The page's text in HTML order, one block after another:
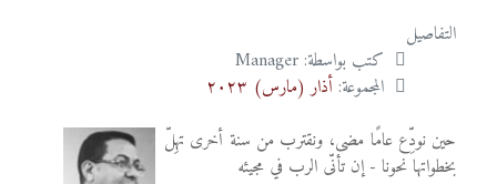
التفاصيل
كتب بواسطة: Manager
المجموعة: أذار (مارس) ٢٠٢٣
حين نودِّع عامًا مضى، ونقترب من سنة أخرى تهِلّ
بخطواتها نحونا - إن تأنّى الرب في مجيئه